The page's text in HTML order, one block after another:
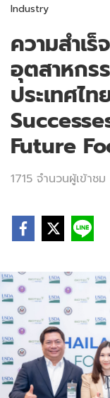
Industry
ความสำเ
อุตสาหกร
ประเทศไ
Future
1715 จำนวนผู้เข้าชม